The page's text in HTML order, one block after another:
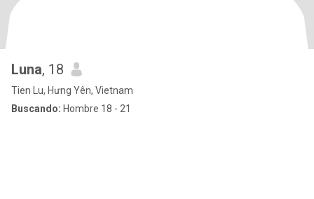
Luna, 18
Tien Lu, Hưng Yên, Vietnam
Buscando: Hombre 18 - 21